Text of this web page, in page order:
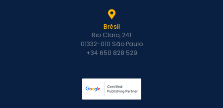
Brésil
Rio Claro, 241
01332-010 São Paulo
+34 650 828 529